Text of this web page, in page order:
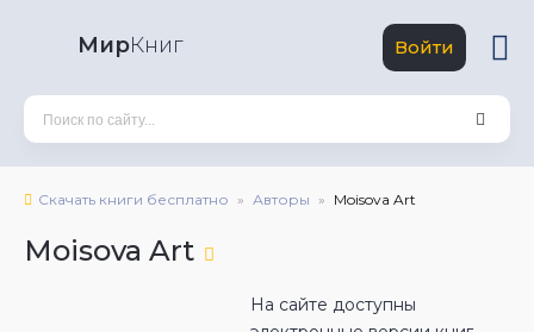
МирКниг Войти
Скачать книги бесплатно Авторы Moisova Art
Moisova Art
На сайте доступны